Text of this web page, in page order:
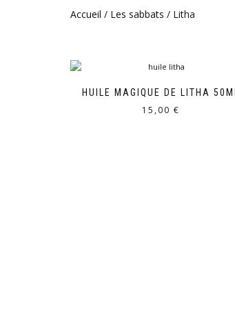
Accueil / Les sabbats / Litha
HUILE MAGIQUE DE LITHA 50ML
15,00 €